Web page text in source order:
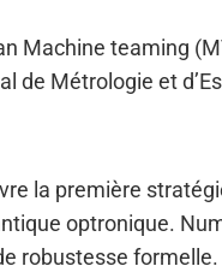
Machine teaming
de Métrologie et
la première
optronique.
robustesse